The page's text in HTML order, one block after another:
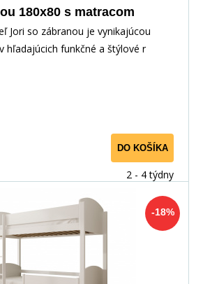
180x80 s matracom
Biela+Artisan
Jori so zábranou je vynikajúcou
hľadajúcich funkčné a štýlové r
DO KOŠÍKA
2 - 4 týdny
-18%